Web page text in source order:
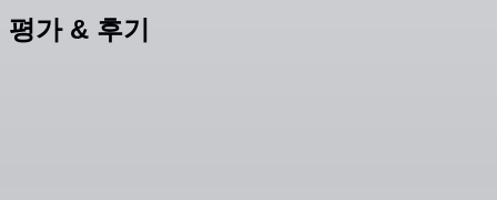
평가 & 후기